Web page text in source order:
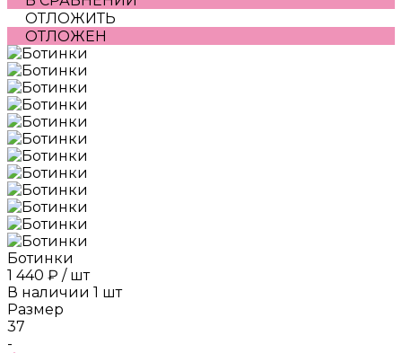
ОТЛОЖИТЬ
ОТЛОЖЕН
Ботинки
1 440 ₽ / шт
В наличии 1 шт
Размер
37
-